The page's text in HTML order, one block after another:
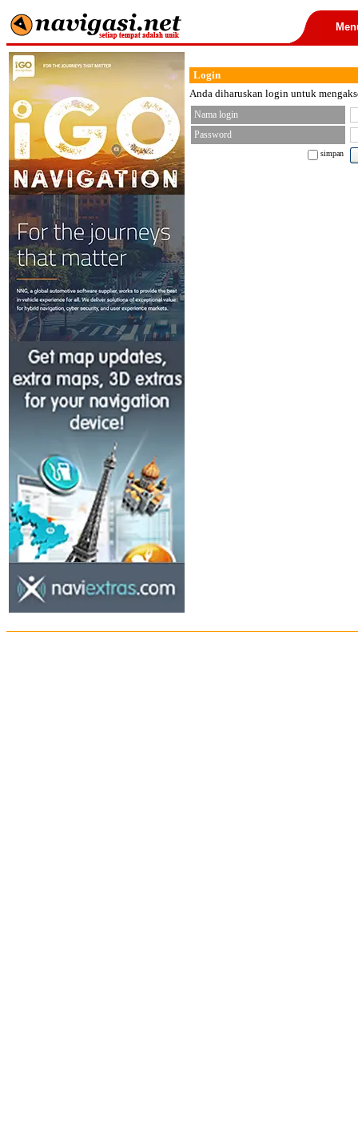
Login
Anda diharuskan login untuk
Nama login
Password
simpan